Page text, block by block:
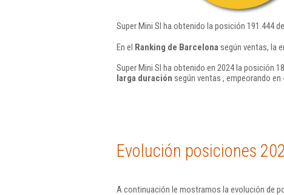
Super Mini Sl ha obtenido la posición 191.444
En el Ranking de Barcelona según ventas, la
Super Mini Sl ha obtenido en 2024 la posición
larga duración según ventas , empeorando
Evolución posiciones
A continuación le mostramos la evolución de